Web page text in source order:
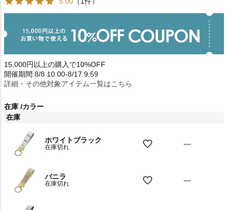
15,000円以上の購入で10%OFF
開催期間:8/8 10:00-8/17 9:59
詳細・その他対象アイテム一覧はこちら
在庫 カラー
在庫
ホワイトブラック
在庫切れ —
バニラ
在庫切れ —